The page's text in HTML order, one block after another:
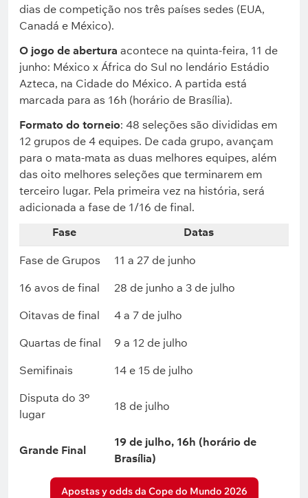
dias de competição nos três países sedes (EUA,
Canadá e México).
O jogo de abertura acontece na quinta-feira, 11 de
junho: México x África do Sul no lendário Estádio
Azteca, na Cidade do México. A partida está
marcada para as 16h (horário de Brasília).
Formato do torneio: 48 seleções são divididas em
12 grupos de 4 equipes. De cada grupo, avançam
para o mata-mata as duas melhores equipes, além
das oito melhores seleções que terminarem em
terceiro lugar. Pela primeira vez na história, será
adicionada a fase de 1/16 de final.
Fase
Datas
Fase de Grupos
11 a 27 de junho
16 avos de final
28 de junho a 3 de julho
Oitavas de final
4 a 7 de julho
Quartas de final
9 a 12 de julho
Semifinais
14 e 15 de julho
Disputa do 3º
lugar
18 de julho
Grande Final
19 de julho, 16h (horário de
Brasília)
Apostas y odds da Cope do Mundo 2026